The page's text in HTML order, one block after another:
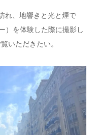
れ、地響きと光と煙で
）を体験した際に撮影し
いただきたい。